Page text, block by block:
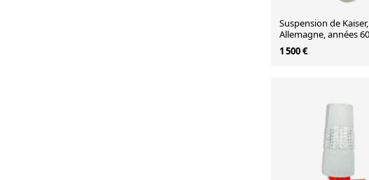
Suspension de Kaiser,
Allemagne, années 60
1 500 €